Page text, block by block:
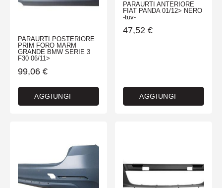
PARAURTI POSTERIORE
PRIM FORO MARM
GRANDE BMW SERIE 3
F30 06/11>
99,06 €
AGGIUNGI
PARAURTI ANTERIORE
FIAT PANDA 01/12> NERO
-tuv-
47,52 €
AGGIUNGI